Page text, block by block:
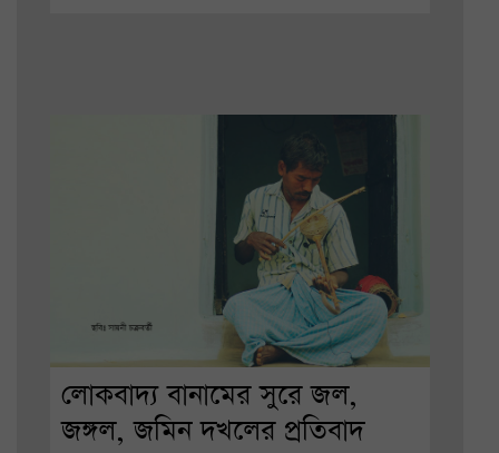
লোকবাদ্য বানামের সুরে জল,
জঙ্গল, জমিন দখলের প্রতিবাদ